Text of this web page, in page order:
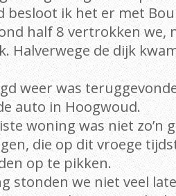
besloot ik het er met
half 8 vertrokken we,
Halverwege de dijk
weer was
auto in Hoogwoud.
woning was niet zo’n
die op dit vroege
op te pikken.
stonden we niet veel